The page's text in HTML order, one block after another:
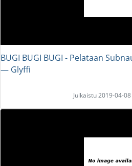
BUGI BUGI BUGI - Pelataan
― Glyffi
Julkaistu 2019-04-